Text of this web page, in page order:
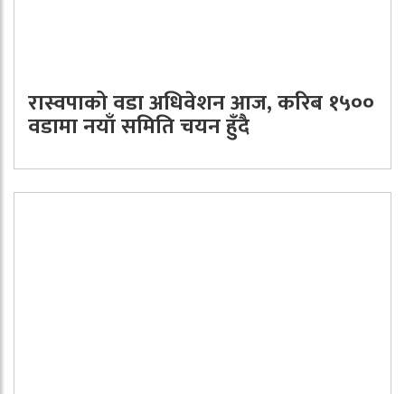
रास्वपाको वडा अधिवेशन आज, करिब १५००
वडामा नयाँ समिति चयन हुँदै